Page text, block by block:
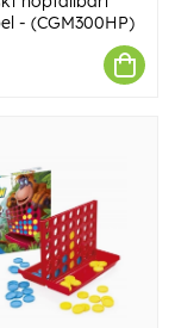
- (CGM300HP)